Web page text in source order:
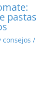
pastas
consejos /